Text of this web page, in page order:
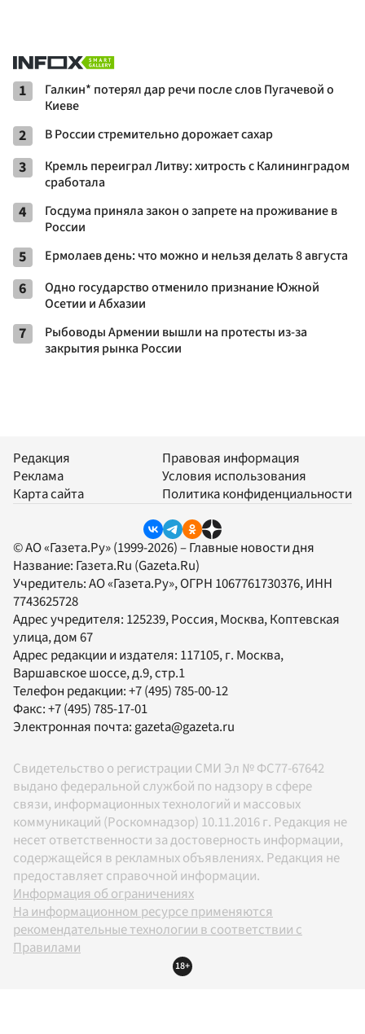
1
Галкин* потерял дар речи после слов Пугачевой о
Киеве
2 В России стремительно дорожает сахар
3
Кремль переиграл Литву: хитрость с Калининградом
сработала
4
Госдума приняла закон о запрете на проживание в
России
5 Ермолаев день: что можно и нельзя делать 8 августа
6
Одно государство отменило признание Южной
Осетии и Абхазии
7
Рыбоводы Армении вышли на протесты из-за
закрытия рынка России
Редакция
Реклама
Карта сайта
Правовая информация
Условия использования
Политика конфиденциальности
© АО «Газета.Ру» (1999-2026) – Главные новости дня
Название: Газета.Ru (Gazeta.Ru)
Учредитель:АО «Газета.Ру», ОГРН 1067761730376, ИНН
7743625728
Адрес учредителя: 125239, Россия, Москва, Коптевская
улица, дом 67
Адрес редакции и издателя: 117105, г. Москва,
Варшавское шоссе, д.9, стр.1
Телефон редакции:+7 (495) 785-00-12
Факс:+7 (495) 785-17-01
Электронная почта:gazeta@gazeta.ru
Свидетельство о регистрации СМИ Эл № ФС77-67642
выдано федеральной службой по надзору в сфере
связи, информационных технологий и массовых
коммуникаций (Роскомнадзор) 10.11.2016 г. Редакция не
несет ответственности за достоверность информации,
содержащейся в рекламных объявлениях. Редакция не
предоставляет справочной информации.
Информация об ограничениях
На информационном ресурсе применяются
рекомендательные технологии в соответствии с
Правилами
18+